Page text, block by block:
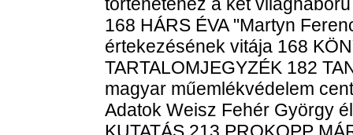
168 HÁRS ÉVA "Martyn
értekezésének vitája 168
TARTALOMJEGYZÉK 182
magyar műemlékvédelem
Adatok Weisz Fehér György